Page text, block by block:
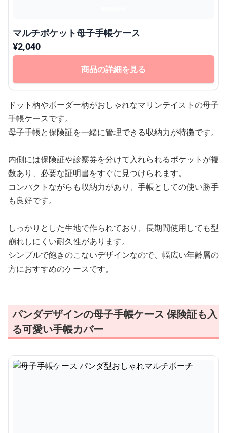
マルチポケット母子手帳ケース
¥2,040
商品の詳細を見る
ドット柄やボーダー柄がおしゃれなマリンテイストの母子
手帳ケースです。
母子手帳と保険証を一緒に管理できる収納力が特徴です。
内側には保険証や診察券を分けて入れられるポケットが複
数あり、必要な証明書をすぐに見つけられます。
コンパクトながらも収納力があり、手帳としての使い勝手
も良好です。
しっかりとした生地で作られており、長期間使用しても型
崩れしにくい耐久性があります。
シンプルで飽きのこないデザインなので、幅広い年齢層の
方におすすめのケースです。
パンダデザインの母子手帳ケース 保険証も入
る可愛い手帳カバー